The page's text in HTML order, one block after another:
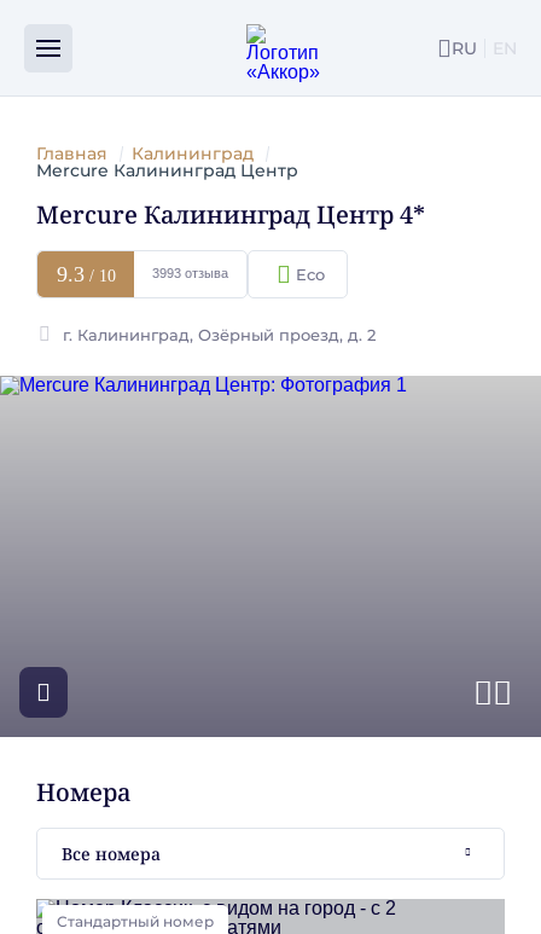
RU EN
Рестораны и бары
Главная Калининград
Mercure Калининград Центр
Mercure Калининград Центр 4*
9.3 / 10 3993 отзыва
г. Калининград, Озёрный проезд, д. 2
Посмотреть фотографии
Номера
Все номера
Стандартный номер